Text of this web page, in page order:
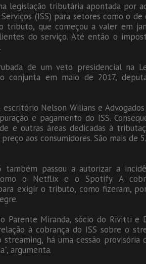
legislação tributária apontada por
(ISS) para setores como o
tributo, que começou a valer em
do serviço. Até então o
de um veto presidencial na
conjunta em maio de 2017,
Nelson Wilians e Advogados
e pagamento do ISS.
e outras áreas dedicadas à
aos consumidores. São mais de
passou a autorizar a
o Netflix e o Spotify. A
exigir o tributo, como fizeram,
Parente Miranda, sócio do Rivitti e
à cobrança do ISS sobre o
há uma cessão
argumenta.